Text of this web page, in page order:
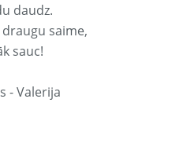
daudz.
saime,
sauc!
- Valerija